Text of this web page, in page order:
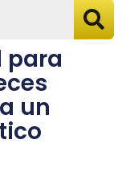
para
un